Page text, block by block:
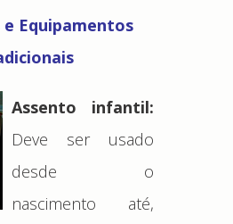
e Equipamentos
Assento infantil:
Deve ser usado
desde o
nascimento até,